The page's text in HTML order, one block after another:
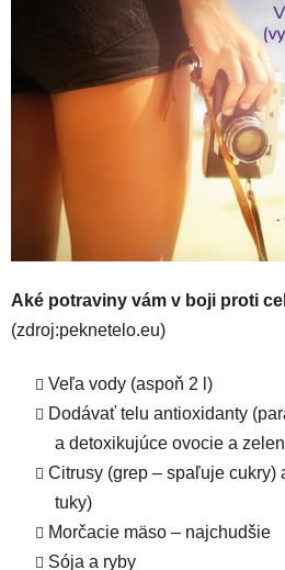
Aké potraviny vám v boji proti
(zdroj:peknetelo.eu)
Veľa vody (aspoň 2 l)
Dodávať telu antioxidanty
a detoxikujúce ovocie a
Citrusy (grep – spaľuje cukry)
tuky)
Morčacie mäso – najchudšie
Sója a ryby